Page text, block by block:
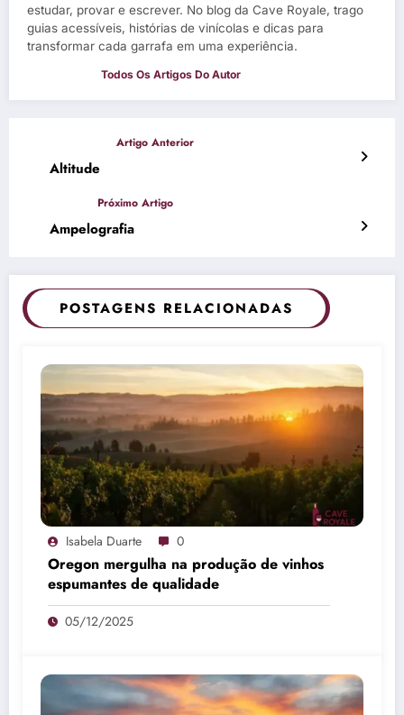
estudar, provar e escrever. No blog da Cave Royale, trago
guias acessíveis, histórias de vinícolas e dicas para
transformar cada garrafa em uma experiência.
Altitude
Ampelografia
POSTAGENS RELACIONADAS
Isabela Duarte 0
Oregon mergulha na produção de vinhos
espumantes de qualidade
05/12/2025